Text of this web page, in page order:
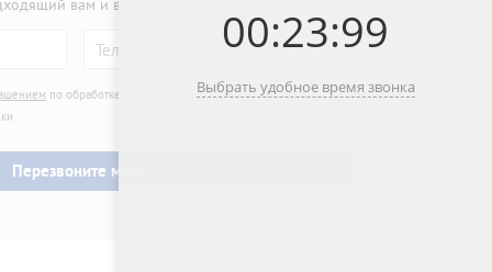
вам и вашему близкому
по обработке персональных данных
00:23:99
Выбрать удобное время звонка